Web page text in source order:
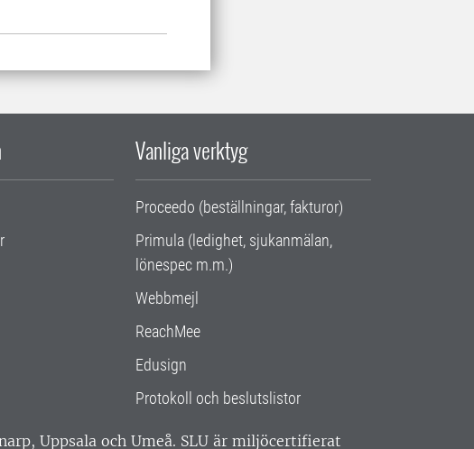
Vanliga verktyg
Proceedo (beställningar, fakturor)
Primula (ledighet, sjukanmälan,
lönespec m.m.)
Webbmejl
ReachMee
Edusign
Protokoll och beslutslistor
Uppsala och Umeå. SLU är miljöcertifierat